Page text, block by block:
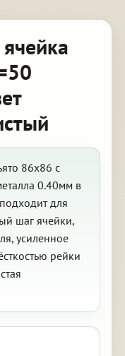
86х86 с
0.40мм в
для
шаг ячейки,
усиленное
рейки